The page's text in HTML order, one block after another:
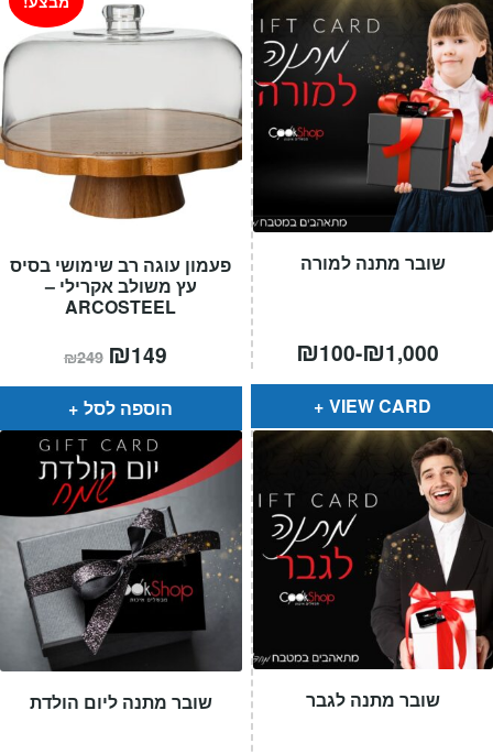
פעמון עוגה רב שימושי בסיס
עץ משולב אקרילי –
ARCOSTEEL
₪249 המחיר
המקורי
היה:
₪249.
₪149
הוא:
הוספה לסל
שובר מתנה למורה
₪100-₪1,000
VIEW CARD
שובר מתנה ליום הולדת שובר מתנה לגבר